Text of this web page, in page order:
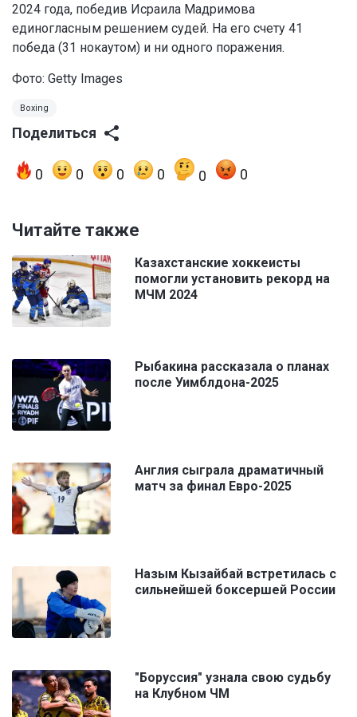
2024 года, победив Исраила Мадримова
единогласным решением судей. На его счету 41
победа (31 нокаутом) и ни одного поражения.
Фото: Getty Images
Boxing
Поделиться
0 0 0 0 0 0
Читайте также
Казахстанские хоккеисты
помогли установить рекорд на
МЧМ 2024
Рыбакина рассказала о планах
после Уимблдона-2025
Англия сыграла драматичный
матч за финал Евро-2025
Назым Кызайбай встретилась с
сильнейшей боксершей России
"Боруссия" узнала свою судьбу
на Клубном ЧМ